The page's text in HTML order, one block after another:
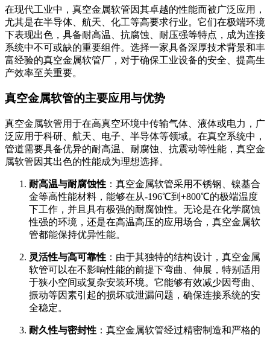
在现代工业中，真空金属软管因其卓越的性能而被广泛应用，
尤其是在半导体、航天、化工等高要求行业。它们在极端环境
下表现出色，具备耐高温、抗腐蚀、耐压强等特点，成为连接
系统中不可或缺的重要组件。选择一家具备深厚技术背景和丰
富经验的真空金属软管厂，对于确保工业设备的安全、提高生
产效率至关重要。
真空金属软管的主要应用与优势
真空金属软管用于在高真空环境中传输气体、液体或电力，广
泛应用于科研、航天、电子、半导体等领域。在真空系统中，
管道需要具备优异的耐高温、耐腐蚀、抗震动等性能，真空金
属软管因其出色的性能成为理想选择。
耐高温与耐腐蚀性 ：真空金属软管采用不锈钢、镍基合
金等高性能材料，能够在从-196℃到+800℃的极端温度
下工作，并且具有极强的耐腐蚀性。无论是在化学腐蚀
性强的环境，还是在高温高压的应用场合，真空金属软
管都能保持优异性能。
灵活性与高可靠性 ：由于其独特的结构设计，真空金属
软管可以在不影响性能的前提下弯曲、伸展，特别适用
于狭小空间或复杂安装环境。它能够有效减少因弯曲、
振动等因素引起的损坏或泄漏问题，确保连接系统的安
全稳定。
耐久性与密封性 ：真空金属软管经过精密制造和严格的